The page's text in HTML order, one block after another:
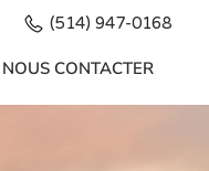
(514) 947-0168
NOUS CONTACTER